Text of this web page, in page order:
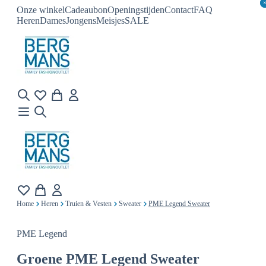
Onze winkelCadeaubonOpeningstijdenContactFAQ
HerenDamesJongensMeisjesSALE
×
×
Home Heren Truien & Vesten Sweater PME Legend Sweater
PME Legend
Groene PME Legend Sweater